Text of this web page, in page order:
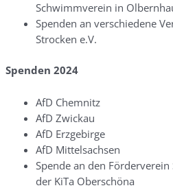
Schwimmverein in
Spenden an verschiedene
Strocken e.V.
Spenden 2024
AfD Chemnitz
AfD Zwickau
AfD Erzgebirge
AfD Mittelsachsen
Spende an den Förderverein
der KiTa Oberschöna